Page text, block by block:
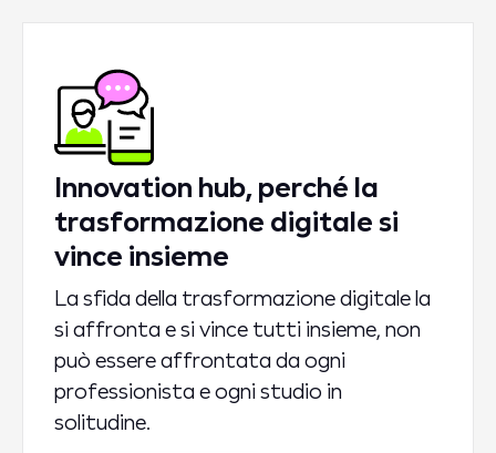
Innovation hub, perché la
trasformazione digitale si
vince insieme
La sfida della trasformazione digitale la
si affronta e si vince tutti insieme, non
può essere affrontata da ogni
professionista e ogni studio in
solitudine.